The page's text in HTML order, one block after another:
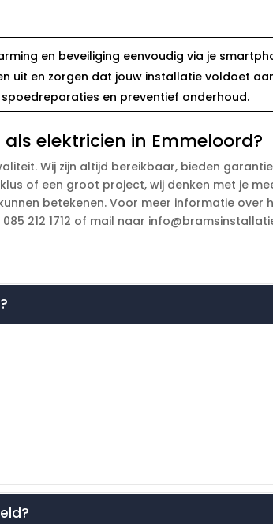
en beveiliging eenvoudig via je
uit en zorgen dat jouw installatie voldoet
en preventief onderhoud.
elektricien in Emmeloord?
Wij zijn altijd bereikbaar, bieden
of een groot project, wij denken met je
betekenen. Voor meer informatie over
212 1712 of mail naar